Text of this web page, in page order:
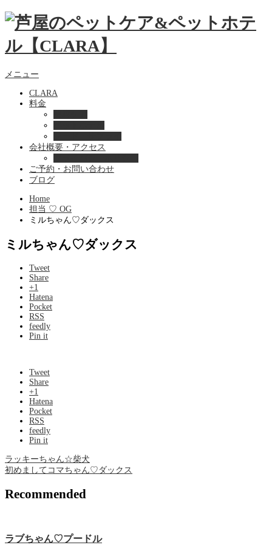
メニュー
CLARA
料金
会社概要・アクセス
ご予約・お問い合わせ
ブログ
Home
担当 ♡ OG
ミルちゃん♡ダックス
ミルちゃん♡ダックス
Tweet
Share
+1
Hatena
Pocket
RSS
feedly
Pin it
Tweet
Share
+1
Hatena
Pocket
RSS
feedly
Pin it
ラッキーちゃん☆柴犬
初めましてコマちゃん♡ダックス
Recommended
ラブちゃん♡プードル